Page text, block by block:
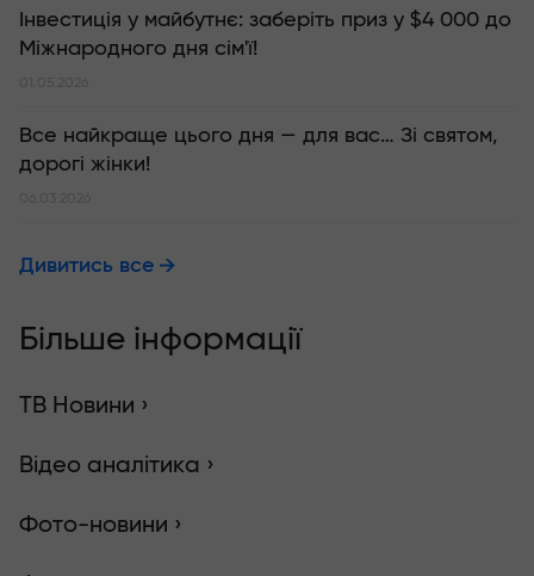
Інвестиція у майбутнє: заберіть приз у $4 000 до
Міжнародного дня сім'ї!
01.05.2026
Все найкраще цього дня — для вас… Зі святом,
дорогі жінки!
06.03.2026
Дивитись все
Більше інформації
ТВ Новини ›
Відео аналітика ›
Фото-новини ›